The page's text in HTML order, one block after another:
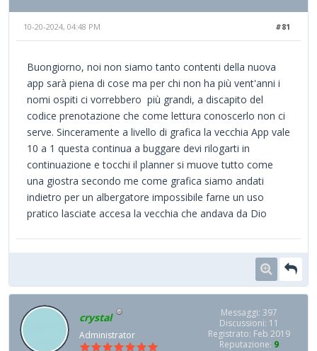
#81
10-20-2024, 04:48 PM
Buongiorno, noi non siamo tanto contenti della nuova
app sarà piena di cose ma per chi non ha più vent'anni i
nomi ospiti ci vorrebbero più grandi, a discapito del
codice prenotazione che come lettura conoscerlo non ci
serve. Sinceramente a livello di grafica la vecchia App vale
10 a 1 questa continua a buggare devi rilogarti in
continuazione e tocchi il planner si muove tutto come
una giostra secondo me come grafica siamo andati
indietro per un albergatore impossibile farne un uso
pratico lasciate accesa la vecchia che andava da Dio
crystal
Administrator
Messaggi: 397
Discussioni: 11
Registrato: Feb 2019
Reputazione: 9